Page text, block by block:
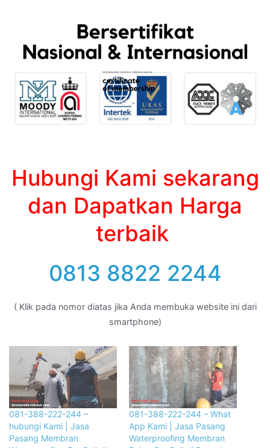
Hubungi Kami sekarang
dan Dapatkan Harga
terbaik
0813 8822 2244
( Klik pada nomor diatas jika Anda membuka website ini dari
smartphone)
081-388-222-244 –
hubungi Kami | Jasa
Pasang Membran
081-388-222-244 – What
App Kami | Jasa Pasang
Waterproofing Membran